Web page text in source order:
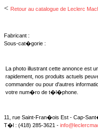
< Retour au catalogue de Leclerc
Fabricant :
Sous-cat�gorie :
La photo illustrant cette annonce est
rapidement, nos produits actuels
commander ou pour d'autres
votre num�ro de t�l�phone.
11, rue Saint-Fran�ois Est - Cap-
T�l : (418) 285-3621 -